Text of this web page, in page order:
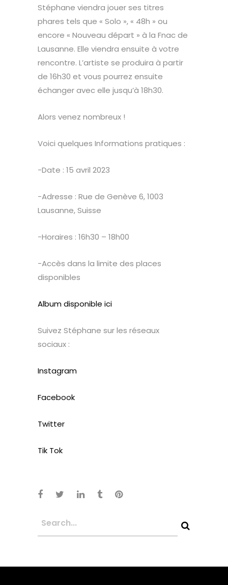
Stéphane viendra jouer ses titres
phares tels que « Solo », « 48h » ou
encore « Nouveau départ » à la Fnac de
Lausanne. Elle viendra ensuite à votre
rencontre. L’artiste se produira à partir
de 16h30 et vous pourrez ensuite
échanger avec elle jusqu’à 18h30.
Alors venez nombreux !
Voici quelques Informations pratiques :
-Date : 15 avril 2023
-Adresse : Rue de Genève 6, 1003
Lausanne, Suisse
-Horaires : 16h30 – 18h00
-Accès dans la limite des places
disponibles
Album disponible ici
Suivez Stéphane sur les réseaux
sociaux :
Instagram
Facebook
Twitter
Tik Tok